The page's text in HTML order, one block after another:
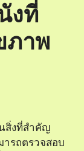
งที่
ภาพ
สิ่งที่สำคัญ
รถตรวจสอบ